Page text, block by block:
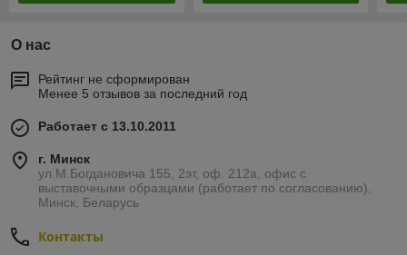
О нас
Рейтинг не сформирован
Менее 5 отзывов за последний год
Работает с 13.10.2011
г. Минск
ул.М.Богдановича 155, 2эт, оф. 212а, офис с
выставочными образцами (работает по согласованию),
Минск, Беларусь
Контакты